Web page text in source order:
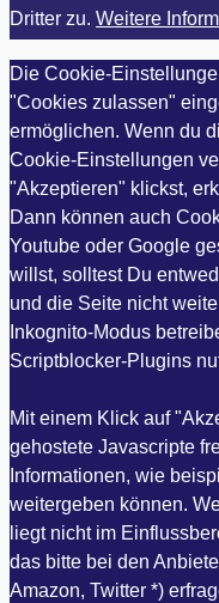
Dritter zu. Weitere
Die Cookie-
"Cookies zulassen"
ermöglichen. Wenn du
Cookie-Einstellungen
"Akzeptieren" klickst,
Dann können auch
Youtube oder Google
willst, solltest Du
und die Seite nicht
Inkognito-Modus
Scriptblocker-Plugins
Mit einem Klick auf
gehostete Javascripte
Informationen, wie
weitergeben können.
liegt nicht im
das bitte bei den
Amazon, Twitter *)